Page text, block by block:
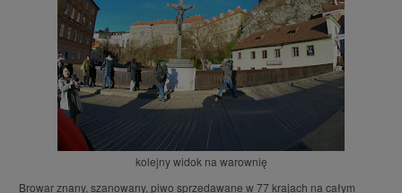
kolejny widok na warownię
Browar znany, szanowany, piwo sprzedawane w 77 krajach na całym